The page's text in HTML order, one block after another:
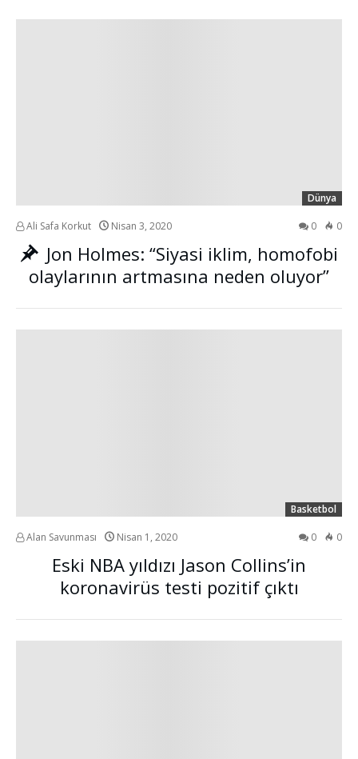
Dünya
Ali Safa Korkut Nisan 3, 2020 0 0
Jon Holmes: “Siyasi iklim, homofobi
olaylarının artmasına neden oluyor”
Basketbol
Alan Savunması Nisan 1, 2020 0 0
Eski NBA yıldızı Jason Collins’in
koronavirüs testi pozitif çıktı